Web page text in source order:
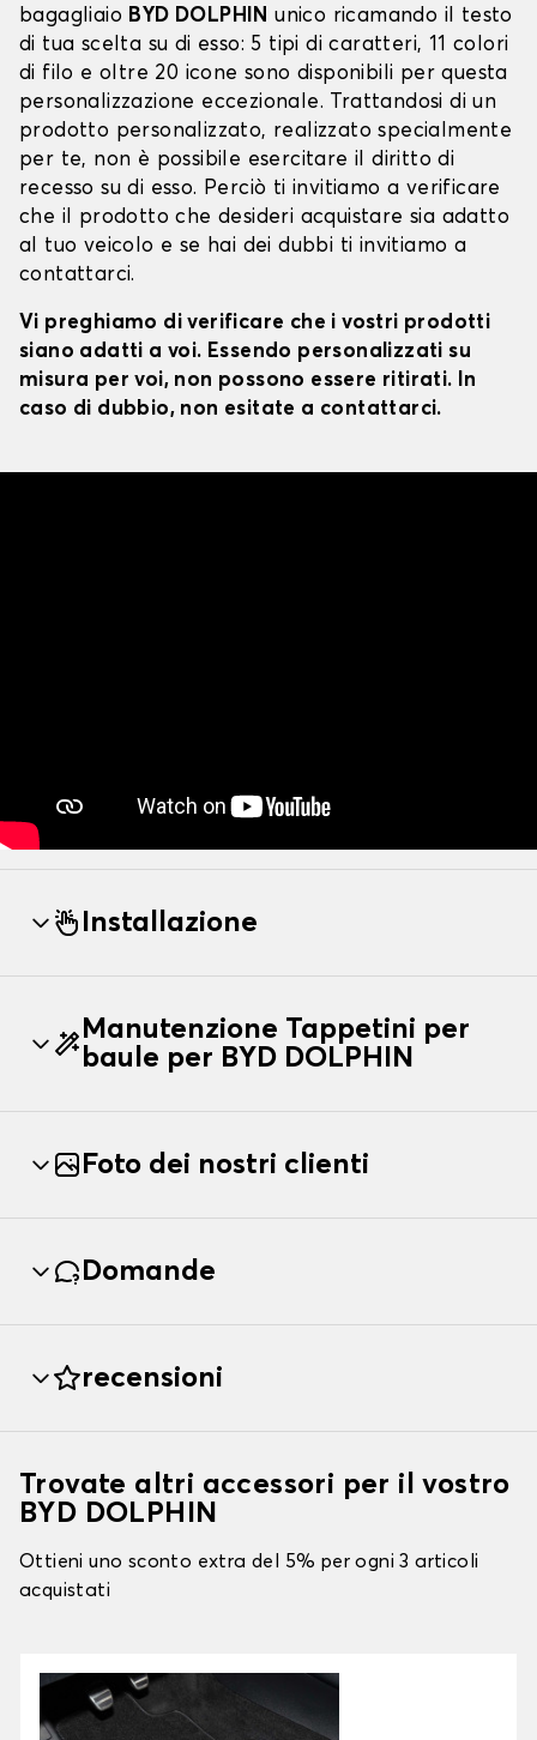
bagagliaio BYD DOLPHIN unico ricamando il testo
di tua scelta su di esso: 5 tipi di caratteri, 11 colori
di filo e oltre 20 icone sono disponibili per questa
personalizzazione eccezionale. Trattandosi di un
prodotto personalizzato, realizzato specialmente
per te, non è possibile esercitare il diritto di
recesso su di esso. Perciò ti invitiamo a verificare
che il prodotto che desideri acquistare sia adatto
al tuo veicolo e se hai dei dubbi ti invitiamo a
contattarci.
Vi preghiamo di verificare che i vostri prodotti
siano adatti a voi. Essendo personalizzati su
misura per voi, non possono essere ritirati. In
caso di dubbio, non esitate a contattarci.
Installazione
Manutenzione Tappetini per
baule per BYD DOLPHIN
Foto dei nostri clienti
Domande
recensioni
Trovate altri accessori per il vostro
BYD DOLPHIN
Ottieni uno sconto extra del 5% per ogni 3 articoli
acquistati